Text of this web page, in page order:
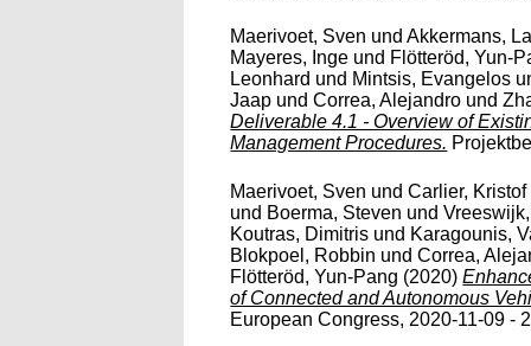
Maerivoet, Sven undAkkermans,
Mayeres, Inge und Flötteröd, Yun-
Leonhard und Mintsis, Evangelos
Jaap undCorrea, Alejandro und
Deliverable 4.1 - Overview of
Management Procedures.
Maerivoet, Sven undCarlier, Kristof
und Boerma, Steven und
Koutras, Dimitris und Karagounis,
Blokpoel, Robbin undCorrea,
Flötteröd, Yun-Pang (2020)
of Connected and Autonomous
European Congress, 2020-11-09 -